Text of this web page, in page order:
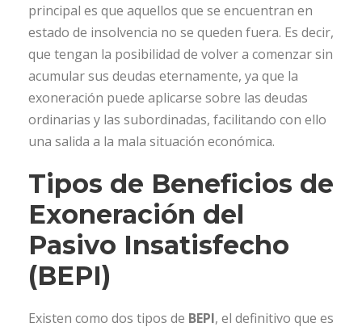
principal es que aquellos que se encuentran en
estado de insolvencia no se queden fuera. Es decir,
que tengan la posibilidad de volver a comenzar sin
acumular sus deudas eternamente, ya que la
exoneración puede aplicarse sobre las deudas
ordinarias y las subordinadas, facilitando con ello
una salida a la mala situación económica.
Tipos de Beneficios de
Exoneración del
Pasivo Insatisfecho
(BEPI)
Existen como dos tipos de BEPI, el definitivo que es